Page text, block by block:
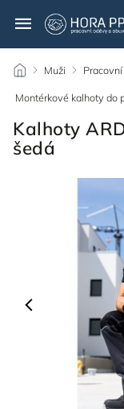
/ Muži /
Montérkové kalhoty do
Kalhoty
šedá